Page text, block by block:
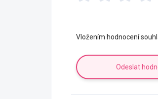
Vložením hodnocení
Odeslat